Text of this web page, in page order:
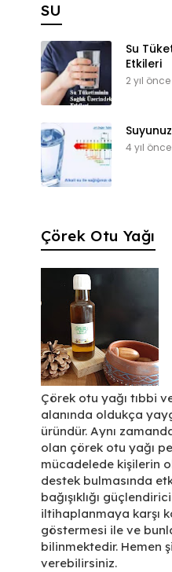
SU
Su
Etkileri
2 yıl önce
4 yıl önce
Çörek Otu Yağı
Çörek otu yağı tıbbi
alanında oldukça
üründür. Aynı
olan çörek otu yağı
mücadelede kişilerin
destek bulmasında
bağışıklığı
iltihaplanmaya karşı
göstermesi ile ve
bilinmektedir. Hemen
verebilirsiniz.